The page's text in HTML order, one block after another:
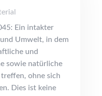
Ein intakter
Umwelt, in dem
und
sowie natürliche
ohne sich
Dies ist keine